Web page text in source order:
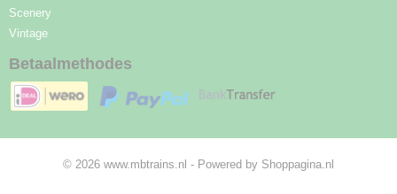
Scenery
Vintage
Betaalmethodes
© 2026 www.mbtrains.nl - Powered by Shoppagina.nl